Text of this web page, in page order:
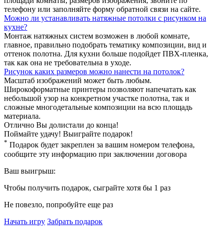
телефону или заполняйте форму обратной связи на сайте.
Можно ли устанавливать натяжные потолки с рисунком на
кухне?
Монтаж натяжных систем возможен в любой комнате,
главное, правильно подобрать тематику композиции, вид и
оттенок полотна. Для кухни больше подойдет ПВХ-пленка,
так как она не требовательна в уходе.
Рисунок каких размеров можно нанести на потолок?
Масштаб изображений может быть любым.
Широкоформатные принтеры позволяют напечатать как
небольшой узор на конкретном участке полотна, так и
сложные многодетальные композиции на всю площадь
материала.
Отлично Вы долистали до конца!
Поймайте удачу! Выиграйте подарок!
* Подарок будет закреплен за вашим номером телефона,
сообщите эту информацию при заключении договора
Ваш выигрыш:
Чтобы получить подарок, сыграйте хотя бы 1 раз
Не повезло, попробуйте еще раз
Начать игру Забрать подарок